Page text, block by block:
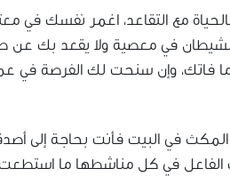
مع التقاعد، اغمر نفسك في
في معصية ولا يقعد بك
فاتك، وإن سنحت لك الفرصة في عمل
المكث في البيت فأنت بحاجة إلى
في كل مناشطها ما استطعت